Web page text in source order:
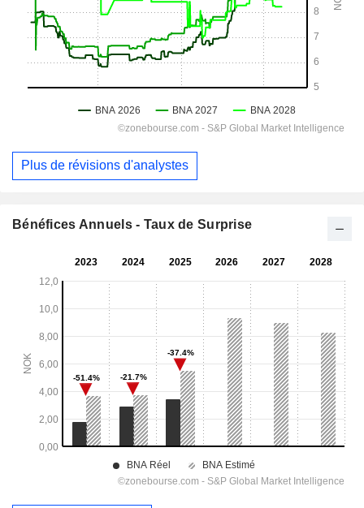
Plus de révisions d'analystes
Bénéfices Annuels - Taux de Surprise